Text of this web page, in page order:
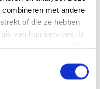
met andere
of die ze hebben
van hun services. U
Neem contact op